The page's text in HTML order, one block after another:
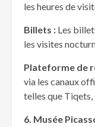
les heures de
Billets : Les
les visites
Plateforme de r
via les canaux
telles que
6. Musée